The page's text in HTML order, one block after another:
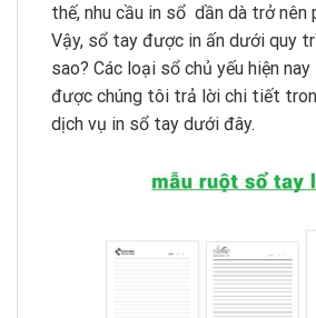
thế, nhu cầu in sổ dần dà trở nên
Vậy, sổ tay được in ấn dưới quy
sao? Các loại sổ chủ yếu hiện
được chúng tôi trả lời chi tiết
dịch vụ in sổ tay dưới đây.